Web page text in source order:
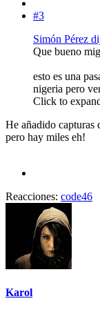
#3
Simón Pérez
Que bueno
esto es una
nigeria pero
Click to
He añadido capturas
pero hay miles eh!
Reacciones: code46
Karol